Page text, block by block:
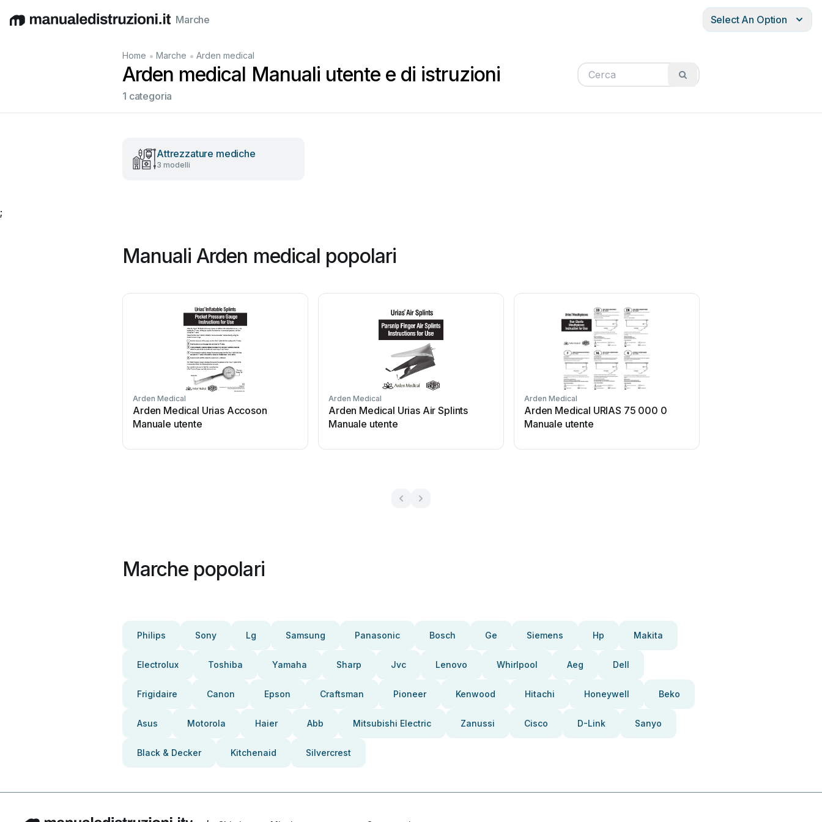
EnglishDeutschEspañol Italiano Français
Marche Select An Option
Home • Marche • Arden medical
Arden medical Manuali utente e di istruzioni
1 categoria
Attrezzature mediche
3 modelli
;
Manuali Arden medical popolari
Arden Medical
Arden Medical Urias Accoson
Manuale utente
Arden Medical
Arden Medical Urias Air Splints
Manuale utente
Arden Medical
Arden Medical URIAS 75 000 0
Manuale utente
Marche popolari
Philips Sony Lg Samsung Panasonic Bosch Ge Siemens Hp Makita
Electrolux Toshiba Yamaha Sharp Jvc Lenovo Whirlpool Aeg Dell
Frigidaire Canon Epson Craftsman Pioneer Kenwood Hitachi Honeywell Beko
Asus Motorola Haier Abb Mitsubishi Electric Zanussi Cisco D-Link Sanyo
Black & Decker Kitchenaid Silvercrest